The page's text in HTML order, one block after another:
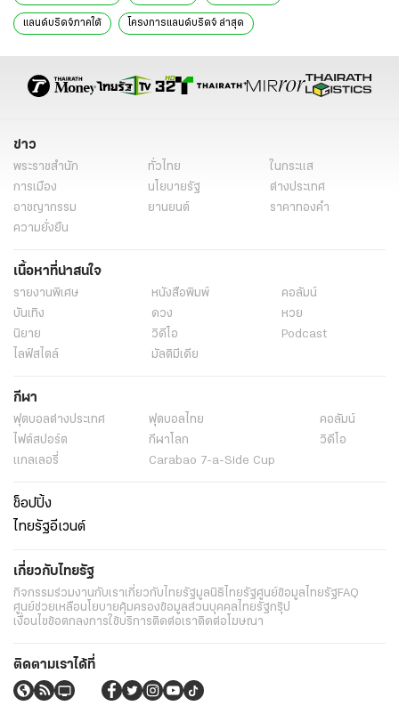
แลนด์บริดจ์ภาคใต้ โครงการแลนด์บริดจ์ ล่าสุด
Landbridge คือ โครงการแลนด์บริดจ์ 2569
สายล่อฟ้า
ข่าว
พระราชสำนัก ทั่วไทย
ในกระแส
การเมือง
นโยบายรัฐ
ต่างประเทศ
อาชญากรรม
ยานยนต์
ราคาทองคำ
ความยั่งยืน
เนื้อหาที่น่าสนใจ
รายงานพิเศษ หนังสือพิมพ์
คอลัมน์
บันเทิง
ดวง
หวย
นิยาย
วิดีโอ
Podcast
ไลฟ์สไตล์
มัลติมีเดีย
กีฬา
ฟุตบอลต่่างประเทศ ฟุตบอลไทย
คอลัมน์
ไฟต์สปอร์ต
กีฬาโลก
วิดีโอ
แกลเลอรี่
Carabao 7-a-Side Cup
ช็อปปิ้ง
ไทยรัฐอีเวนต์
เกี่ยวกับไทยรัฐ
กิจกรรมร่วมงานกับเราเกี่ยวกับไทยรัฐมูลนิธิไทยรัฐศูนย์ข้อมูลไทยรัฐFAQ
ศูนย์ช่วยเหลือนโยบายคุ้มครองข้อมูลส่วนบุคคลไทยรัฐกรุ๊ป
เงื่อนไขข้อตกลงการใช้บริการติดต่อเราติดต่อโฆษณา
ติดตามเราได้ที่